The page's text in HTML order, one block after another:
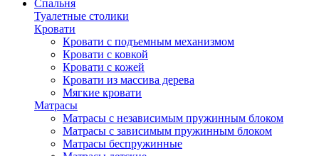
Спальня
Туалетные столики
Кровати
Кровати с подъемным механизмом
Кровати с ковкой
Кровати с кожей
Кровати из массива дерева
Мягкие кровати
Матрасы
Матрасы с независимым пружинным блоком
Матрасы с зависимым пружинным блоком
Матрасы беспружинные